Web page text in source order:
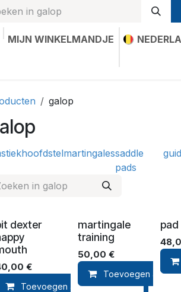
MIJN WINKELMANDJE
galop
hoofdstelmartingalessaddle
pads
dexter
€
Toevoegen aan winkelmandje
martingale
training
50,00 €
Toevoegen aan
pad